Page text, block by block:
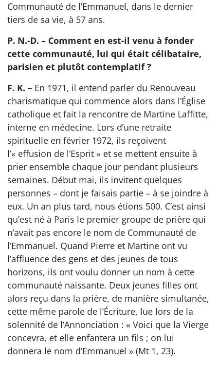
Communauté de l’Emmanuel, dans le dernier
tiers de sa vie, à 57 ans.
P. N.-D. – Comment en est-il venu à fonder
cette communauté, lui qui était célibataire,
parisien et plutôt contemplatif ?
F. K. – En 1971, il entend parler du Renouveau
charismatique qui commence alors dans l’Église
catholique et fait la rencontre de Martine Laffitte,
interne en médecine. Lors d’une retraite
spirituelle en février 1972, ils reçoivent
l’« effusion de l’Esprit » et se mettent ensuite à
prier ensemble chaque jour pendant plusieurs
semaines. Début mai, ils invitent quelques
personnes – dont je faisais partie – à se joindre à
eux. Un an plus tard, nous étions 500. C’est ainsi
qu’est né à Paris le premier groupe de prière qui
n’avait pas encore le nom de Communauté de
l’Emmanuel. Quand Pierre et Martine ont vu
l’affluence des gens et des jeunes de tous
horizons, ils ont voulu donner un nom à cette
communauté naissante. Deux jeunes filles ont
alors reçu dans la prière, de manière simultanée,
cette même parole de l’Écriture, lue lors de la
solennité de l’Annonciation : « Voici que la Vierge
concevra, et elle enfantera un fils ; on lui
donnera le nom d’Emmanuel » (Mt 1, 23).